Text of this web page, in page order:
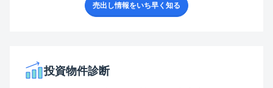
売出し情報をいち早く知る
投資物件診断